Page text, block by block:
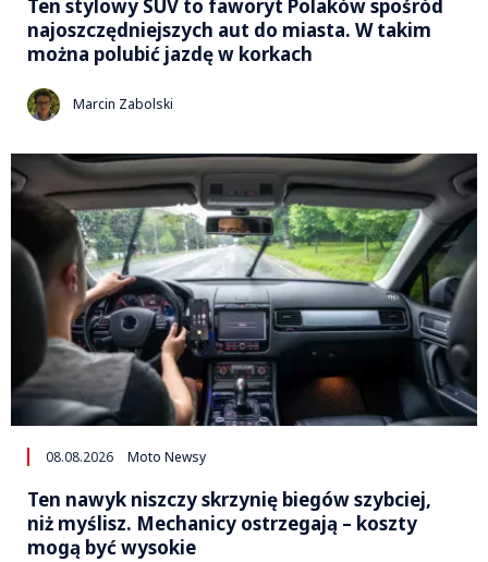
Ten stylowy SUV to faworyt Polaków spośród
najoszczędniejszych aut do miasta. W takim
można polubić jazdę w korkach
Marcin Zabolski
08.08.2026 Moto Newsy
Ten nawyk niszczy skrzynię biegów szybciej,
niż myślisz. Mechanicy ostrzegają – koszty
mogą być wysokie